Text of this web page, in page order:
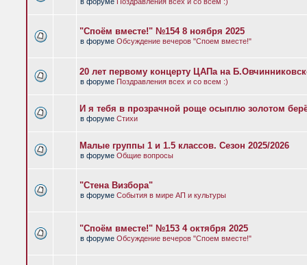
"Споём вместе!" №154 8 ноября 2025
в форуме Обсуждение вечеров "Споем вместе!"
20 лет первому концерту ЦАПа на
в форуме Поздравления всех и со всем :)
И я тебя в прозрачной роще осыплю золотом
в форуме Стихи
Малые группы 1 и 1.5 классов. Сезон 2025/2026
в форуме Общие вопросы
"Стена Визбора"
в форуме События в мире АП и культуры
"Споём вместе!" №153 4 октября 2025
в форуме Обсуждение вечеров "Споем вместе!"